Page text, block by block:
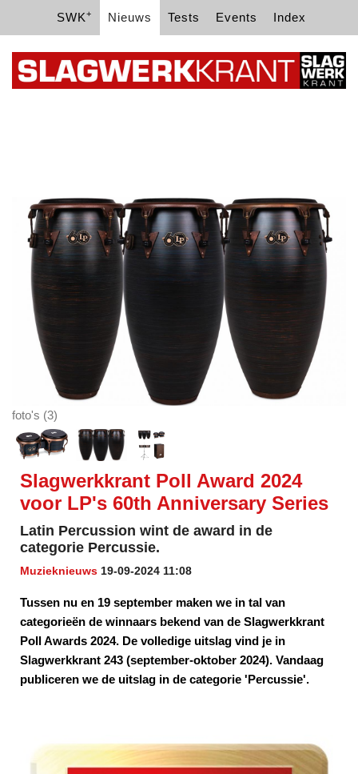
SWK+ Nieuws Tests Events Index
foto's (3)
Slagwerkkrant Poll Award 2024
voor LP's 60th Anniversary Series
Latin Percussion wint de award in de
categorie Percussie.
Muzieknieuws 19-09-2024 11:08
Tussen nu en 19 september maken we in tal van
categorieën de winnaars bekend van de Slagwerkkrant
Poll Awards 2024. De volledige uitslag vind je in
Slagwerkkrant 243 (september-oktober 2024). Vandaag
publiceren we de uitslag in de categorie 'Percussie'.